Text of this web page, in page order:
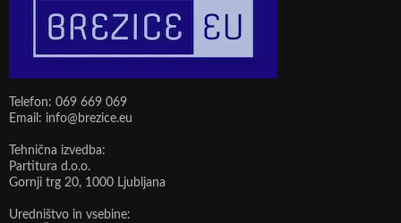
Telefon: 069 669 069
Email: info@brezice.eu
Tehnična izvedba:
Partitura d.o.o.
Gornji trg 20, 1000 Ljubljana
Uredništvo in vsebine: